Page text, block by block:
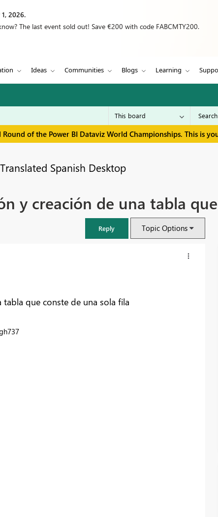
2026.
The last event sold out! Save €200 with code FABCMTY200.
Ideas Communities Blogs Learning
of the Power BI Dataviz World Championships. This is
Translated Spanish Desktop
y creación de una tabla
Reply Topic Options
que conste de una sola fila